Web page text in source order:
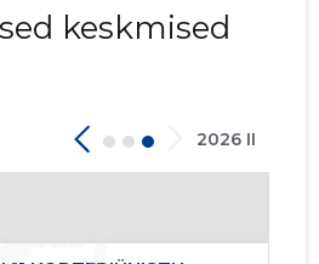
keskmised
2026 II